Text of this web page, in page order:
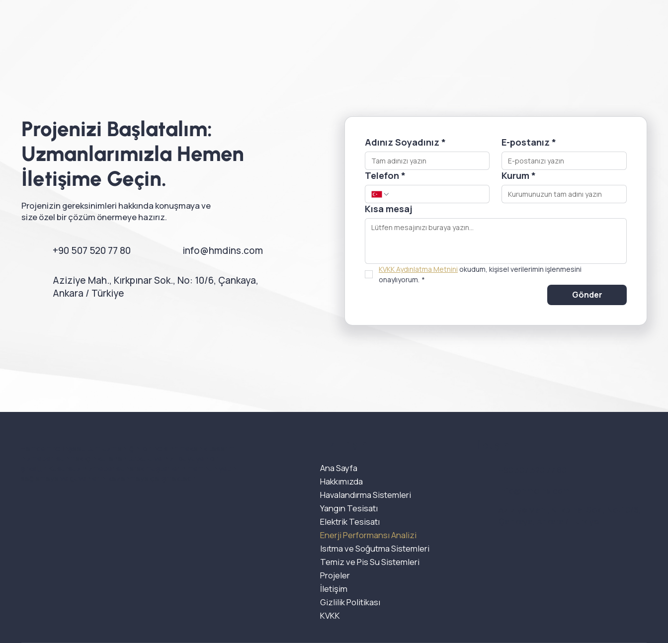
Projenizi Başlatalım:
Uzmanlarımızla Hemen
İletişime Geçin.
Projenizin gereksinimleri hakkında konuşmaya ve
size özel bir çözüm önermeye hazırız.
+90 507 520 77 80 info@hmdins.com
Aziziye Mah., Kırkpınar Sok., No: 10/6, Çankaya,
Ankara / Türkiye
Adınız Soyadınız * E-postanız *
Telefon * Kurum *
Kısa mesaj
KVKK Aydınlatma Metnini okudum, kişisel verilerimin işlenmesini
onaylıyorum. *
Gönder
Ana Sayfa
Hakkımızda
Havalandırma Sistemleri
Yangın Tesisatı
Elektrik Tesisatı
Enerji Performansı Analizi
Isıtma ve Soğutma Sistemleri
Temiz ve Pis Su Sistemleri
Projeler
İletişim
Gizlilik Politikası
KVKK